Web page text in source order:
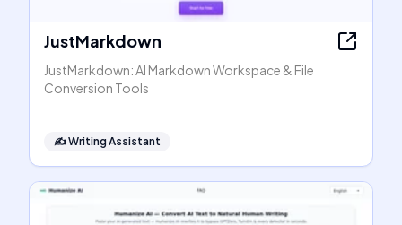
JustMarkdown
JustMarkdown: AI Markdown Workspace & File
Conversion Tools
✍️Writing Assistant